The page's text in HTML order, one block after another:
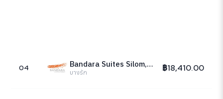
04 Bandara Suites Silom, Bangkok
บางรัก ฿18,410.00